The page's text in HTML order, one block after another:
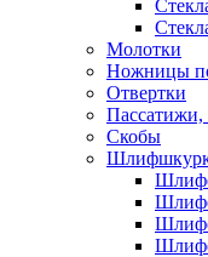
Молотки
Ножницы
Отвертки
Пассатижи,
Скобы